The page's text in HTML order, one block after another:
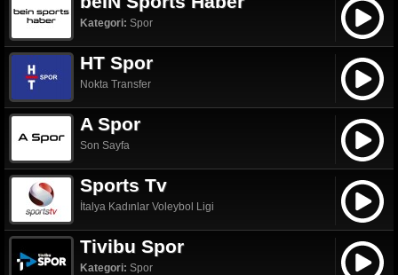
Kategori: Spor
HT Spor
Nokta Transfer
A Spor
Son Sayfa
Sports Tv
İtalya Kadınlar Voleybol Ligi
Tivibu Spor
Kategori: Spor